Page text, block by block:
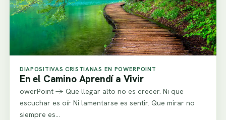
DIAPOSITIVAS CRISTIANAS EN POWERPOINT
En el Camino Aprendí a Vivir
owerPoint -> Que llegar alto no es crecer. Ni que
escuchar es oír Ni lamentarse es sentir. Que mirar no
siempre es…